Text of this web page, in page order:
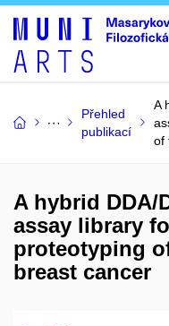
Přehled
publikací
A
of
A hybrid DDA/
assay library
proteotyping
breast cancer